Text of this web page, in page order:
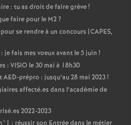
: tu as droit de faire grève!
faire pour le M2?
se rendre à un concours (CAPES,
je fais mes voeux avant le 5 juin !
: VISIO le 30 mai à 18h30
AED-prépro : jusqu’au 28 mai 2023!
affecté.es dans l’académie de
2022-2023